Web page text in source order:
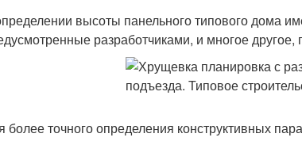
высоты панельного типового дома
разработчиками, и многое
более точного определения конструктивных